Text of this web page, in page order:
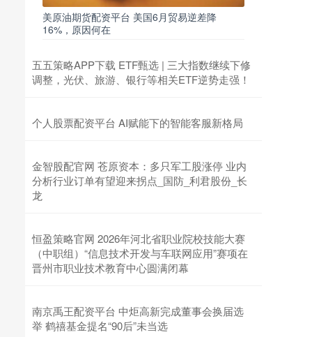
美原油期货配资平台 美国6月贸易逆差降
16%，原因何在
五五策略APP下载 ETF甄选 | 三大指数继续下修
调整，光伏、旅游、银行等相关ETF逆势走强！
个人股票配资平台 AI赋能下的智能客服新格局
金智股配官网 苍原资本：多只军工股涨停 业内
分析行业订单有望迎来拐点_国防_利君股份_长
龙
恒盈策略官网 2026年河北省职业院校技能大赛
（中职组）“信息技术开发与车联网应用”赛项在
晋州市职业技术教育中心圆满闭幕
南京禹王配资平台 中炬高新完成董事会换届选
举 鹤禧基金提名“90后”未当选